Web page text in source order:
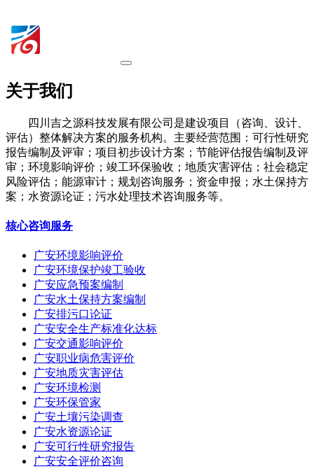
关于我们
四川吉之源科技发展有限公司是建设项目（咨询、设计、
评估）整体解决方案的服务机构。主要经营范围：可行性研究
报告编制及评审；项目初步设计方案；节能评估报告编制及评
审；环境影响评价；竣工环保验收；地质灾害评估；社会稳定
风险评估；能源审计；规划咨询服务；资金申报；水土保持方
案；水资源论证；污水处理技术咨询服务等。
核心咨询服务
广安环境影响评价
广安环境保护竣工验收
广安应急预案编制
广安水土保持方案编制
广安排污口论证
广安安全生产标准化达标
广安交通影响评价
广安职业病危害评价
广安地质灾害评估
广安环境检测
广安环保管家
广安土壤污染调查
广安水资源论证
广安可行性研究报告
广安安全评价咨询